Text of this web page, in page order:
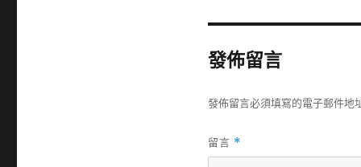
發佈留言
發佈留言必須填寫的電子郵件地
留言 *